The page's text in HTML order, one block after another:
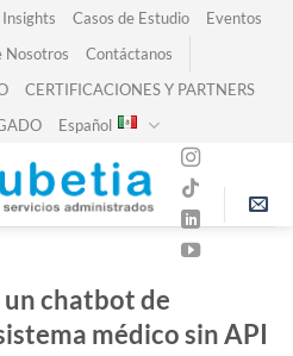
Insights Casos de Estudio
Eventos
Nosotros
Contáctanos
CERTIFICACIONES Y PARTNERS
Español
chatbot de
médico sin API